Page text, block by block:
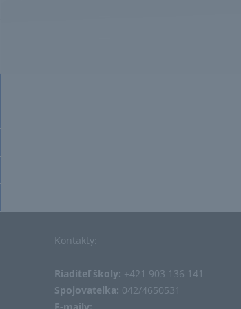
Kontakty:
Riaditeľ školy: +421 903 136 141
Spojovateľka: 042/4650531